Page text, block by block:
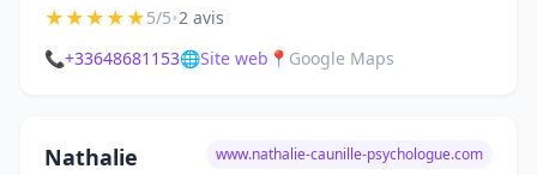
★★★★★5/5•2 avis
📞+33648681153🌐Site web 📍 Google Maps
Nathalie
www.nathalie-caunille-psychologue.com